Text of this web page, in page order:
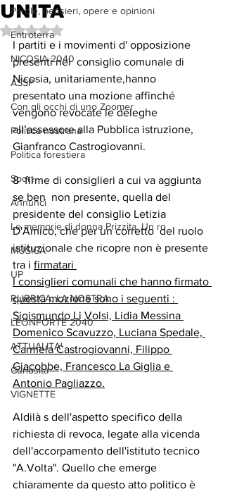
Parole, pensieri, opere e opinioni
Entroterra
NICOSIA 2040
ASSP
Con gli occhi di uno Zoomer
Politica nostrana
Politica forestiera
Sport
Annunci
Le memorie di donna Prizzita. Un ro
MUSICA
UP
RUBRICA: LA NOSTRA
LEONFORTE 2040
ATTUALITA'
Curiosità
VIGNETTE
UNITA
Valutazione NaN stelle su 5.
I partiti e i movimenti d' opposizione
presenti nel  consiglio comunale di
Nicosia, unitariamente,hanno
presentato una mozione affinché
vengono revocate le deleghe
all’assessore alla Pubblica istruzione,
Gianfranco Castrogiovanni.
8  firme di consiglieri a cui va aggiunta
se ben  non presente, quella del
presidente del consiglio Letizia
D'Amico, che per un corretto  del ruolo
istituzionale che ricopre non è presente
tra i firmatari
I consiglieri comunali che hanno firmato
questa mozione sono i seguenti :
Sigismundo Li Volsi, Lidia Messina
Domenico Scavuzzo, Luciana Spedale,
Carmela Castrogiovanni, Filippo
Giacobbe, Francesco La Giglia e
Antonio Pagliazzo.
Aldilà s dell'aspetto specifico della
richiesta di revoca, legate alla vicenda
dell'accorpamento dell'istituto tecnico
"A.Volta". Quello che emerge
chiaramente da questo atto politico è